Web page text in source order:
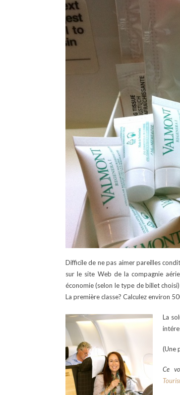
Difficile de ne pas aimer pareilles
sur le site Web de la compagnie
économie (selon le type de billet
La première classe? Calculez environ
La
(Une
Ce